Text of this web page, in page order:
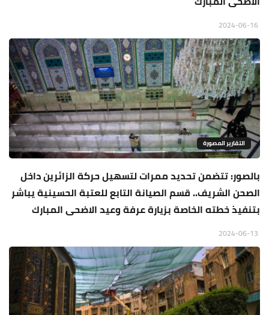
التقارير المصورة
بالصور: تتضمن تحديد ممرات لتسهيل حركة الزائرين داخل
الصحن الشريف.. قسم الصيانة التابع للعتبة الحسينية يباشر
بتنفيذ خطته الخاصة بزيارة عرفة وعيد الاضحى المبارك